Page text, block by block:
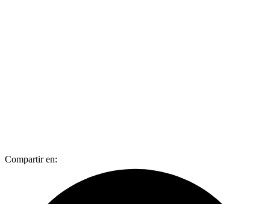
Compartir en: